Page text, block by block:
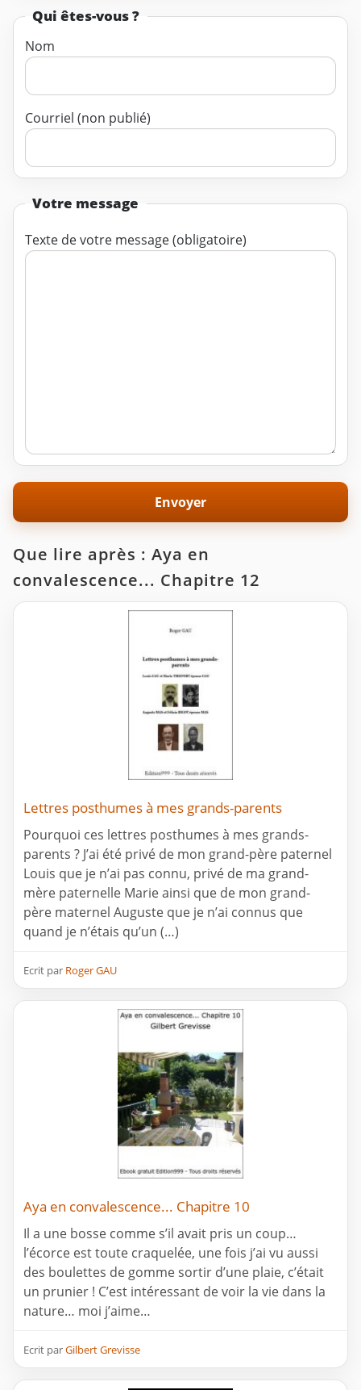
Qui êtes-vous ?
Nom
Courriel (non publié)
Votre message
Texte de votre message (obligatoire)
Que lire après : Aya en
convalescence... Chapitre 12
Lettres posthumes à mes grands-parents
Pourquoi ces lettres posthumes à mes grands-
parents ? J’ai été privé de mon grand-père paternel
Louis que je n’ai pas connu, privé de ma grand-
mère paternelle Marie ainsi que de mon grand-
père maternel Auguste que je n’ai connus que
quand je n’étais qu’un (…)
Ecrit par Roger GAU
Aya en convalescence... Chapitre 10
Il a une bosse comme s’il avait pris un coup…
l’écorce est toute craquelée, une fois j’ai vu aussi
des boulettes de gomme sortir d’une plaie, c’était
un prunier ! C’est intéressant de voir la vie dans la
nature… moi j’aime…
Ecrit parGilbert Grevisse